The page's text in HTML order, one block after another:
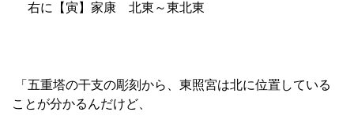
右に【寅】家康 北東～東北東
「五重塔の干支の彫刻から、東照宮は北に位置している
ことが分かるんだけど、